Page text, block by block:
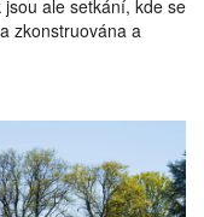
ale setkání, kde se
zkonstruována a